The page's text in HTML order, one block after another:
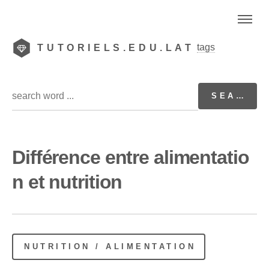
TUTORIELS.EDU.LAT tags
Différence entre alimentatio
n et nutrition
NUTRITION / ALIMENTATION